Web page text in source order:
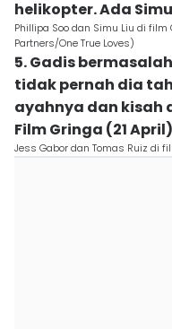
helikopter. Ada
Phillipa Soo dan Simu Liu di film
Partners/One True Loves)
5. Gadis
tidak pernah dia
ayahnya dan kisah
Film Gringa (21 April)
Jess Gabor dan Tomas Ruiz di